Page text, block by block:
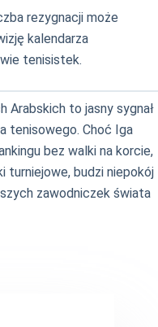
rezygnacji może
kalendarza
tenisistek.
Arabskich to jasny sygnał
tenisowego. Choć Iga
bez walki na korcie,
turniejowe, budzi niepokój
zawodniczek świata